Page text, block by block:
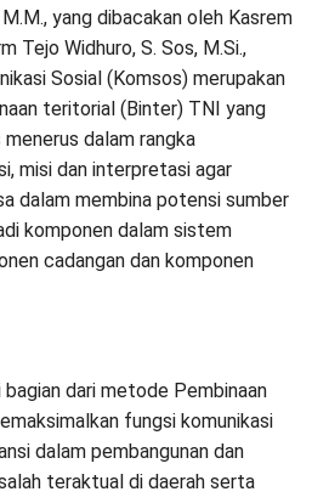
yang dibacakan oleh Kasrem
Tejo Widhuro, S. Sos, M.Si.,
Sosial (Komsos) merupakan
teritorial (Binter) TNI yang
dalam rangka
misi dan interpretasi agar
dalam membina potensi sumber
komponen dalam sistem
cadangan dan komponen
dari metode Pembinaan
fungsi komunikasi
dalam pembangunan dan
teraktual di daerah serta